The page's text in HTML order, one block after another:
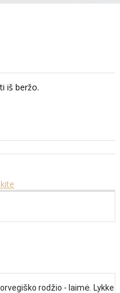
iš beržo.
rodžio - laimė. Lykke